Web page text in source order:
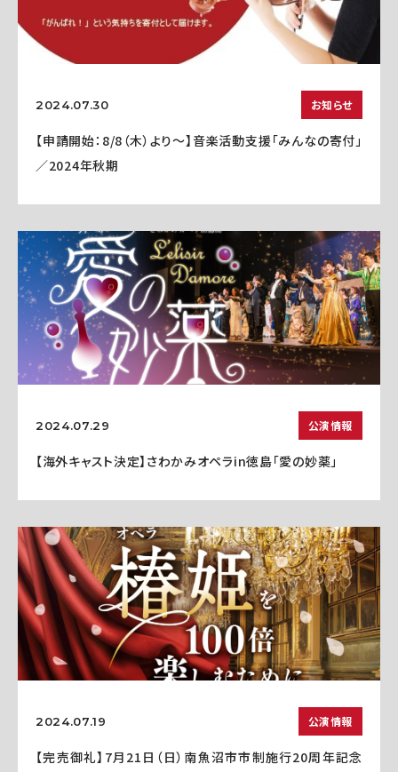
2024.07.30 お知らせ
【申請開始：8/8（木）より～】音楽活動支援「みんなの寄付」
／2024年秋期
2024.07.29 公演情報
【海外キャスト決定】さわかみオペラin徳島「愛の妙薬」
2024.07.19 公演情報
【完売御礼】7月21日（日）南魚沼市市制施行20周年記念